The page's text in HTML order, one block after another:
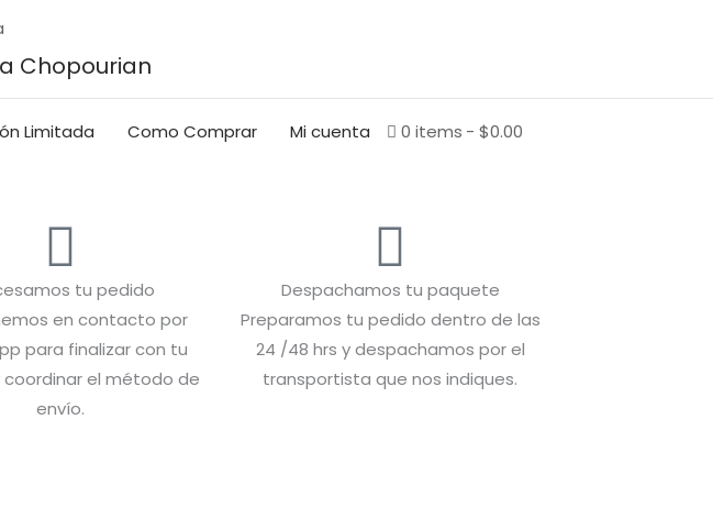
Chopourian
Limitada Como Comprar Mi cuenta 0 items $0.00
tu pedido
en contacto por
para finalizar con tu
el método de
envío.
Despachamos tu paquete
Preparamos tu pedido dentro de las
24 /48 hrs y despachamos por el
transportista que nos indiques.